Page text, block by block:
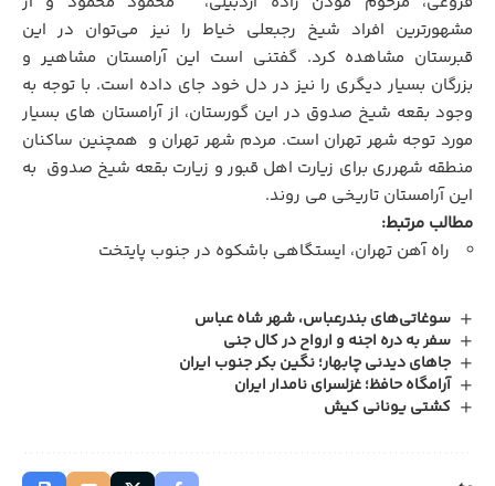
مشهورترین افراد شیخ رجبعلی خیاط را نیز می‌توان در این
قبرستان مشاهده کرد. گفتنی است این آرامستان مشاهیر و
بزرگان بسیار دیگری را نیز در دل خود جای داده است. با توجه به
وجود بقعه شیخ صدوق در این گورستان، از آرامستان های بسیار
مورد توجه شهر تهران است. مردم شهر تهران و همچنین ساکنان
منطقه شهرری برای زیارت اهل قبور و زیارت بقعه شیخ صدوق به
این آرامستان تاریخی می روند.
مطالب مرتبط:
راه آهن تهران، ایستگاهی باشکوه در جنوب پایتخت
سوغاتی‌های بندرعباس، شهر شاه عباس
سفر به دره اجنه و ارواح در کال جنی
جاهای دیدنی چابهار؛ نگین بکر جنوب ایران
آرامگاه حافظ؛ غزلسرای نامدار ایران
کشتی یونانی کیش